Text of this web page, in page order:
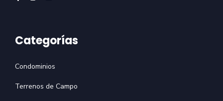
Categorías
Condominios
Terrenos de Campo